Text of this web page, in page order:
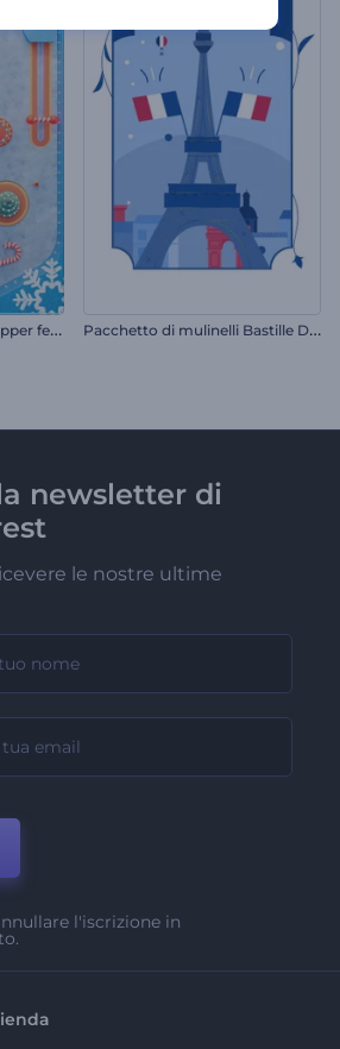
A
uguri di Natale con il flipper festivo P
acchetto di mulinelli Bastille Day
newsletter di
le nostre ultime
l'iscrizione in